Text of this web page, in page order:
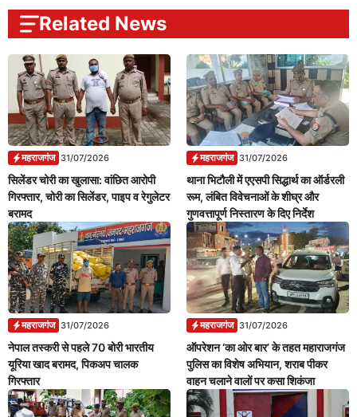
Related News
महराजगंज 31/07/2026
सिलेंडर चोरी का खुलासा: वांछित आरोपी
गिरफ्तार, चोरी का सिलेंडर, पाइप व रेगुलेटर
बरामद
महराजगंज 31/07/2026
थाना भिटौली में एएसपी सिद्धार्थ का ऑर्डरली
रूम, लंबित विवेचनाओं के शीघ्र और
गुणवत्तापूर्ण निस्तारण के दिए निर्देश
महराजगंज 31/07/2026
नेपाल तस्करी से पहले 70 बोरी भारतीय
यूरिया खाद बरामद, पिकअप चालक
गिरफ्तार
महराजगंज 31/07/2026
ऑपरेशन ‘का ओर बार’ के तहत महाराजगंज
पुलिस का विशेष अभियान, शराब पीकर
वाहन चलाने वालों पर कसा शिकंजा